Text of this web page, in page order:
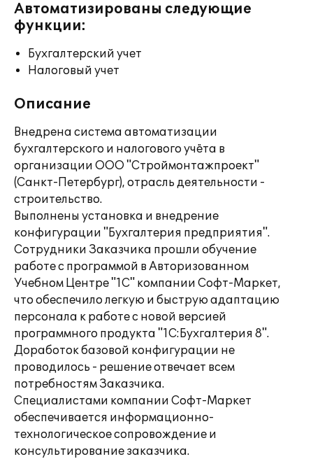
Автоматизированы следующие
функции:
Бухгалтерский учет
Налоговый учет
Описание
Внедрена система автоматизации
бухгалтерского и налогового учёта в
организации ООО "Строймонтажпроект"
(Санкт-Петербург), отрасль деятельности -
строительство.
Выполнены установка и внедрение
конфигурации "Бухгалтерия предприятия".
Сотрудники Заказчика прошли обучение
работе с программой в Авторизованном
Учебном Центре "1С" компании Софт-Маркет,
что обеспечило легкую и быструю адаптацию
персонала к работе с новой версией
программного продукта "1С:Бухгалтерия 8".
Доработок базовой конфигурации не
проводилось - решение отвечает всем
потребностям Заказчика.
Специалистами компании Софт-Маркет
обеспечивается информационно-
технологическое сопровождение и
консультирование заказчика.